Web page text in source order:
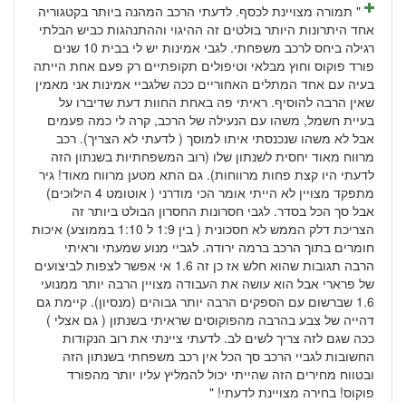
" תמורה מצויינת לכסף. לדעתי הרכב המהנה ביותר בקטגוריה
אחד היתרונות היותר בולטים זה ההיגוי וההתנהגות כביש הבלתי
רגילה ביחס לרכב משפחתי. לגבי אמינות יש לי בבית 10 שנים
פורד פוקוס וחוץ מבלאי וטיפולים תקופתיים רק פעם אחת הייתה
בעיה עם אחד המתלים האחוריים ככה שלגביי אמינות אני מאמין
שאין הרבה להוסיף. ראיתי פה באחת החוות דעת שדיברו על
בעיית חשמל, משהו עם הנעילה של הרכב, קרה לי כמה פעמים
אבל לא משהו שנכנסתי איתו למוסך ( לדעתי לא הצריך). רכב
מרווח מאוד יחסית לשנתון שלו (רוב המשפחתיות בשנתון הזה
לדעתי היו קצת פחות מרווחות). גם התא מטען מרווח מאוד! גיר
מתפקד מצויין לא הייתי אומר הכי מודרני ( אוטומט 4 הילוכים)
אבל סך הכל בסדר. לגבי חסרונות החסרון הבולט ביותר זה
הצריכת דלק הממש לא חסכונית ( בין 1:9 ל 1:10 בממוצע) איכות
חומרים בתוך הרכב ברמה ירודה. לגביי מנוע שמעתי וראיתי
הרבה תגובות שהוא חלש אז כן זה 1.6 אי אפשר לצפות לביצועים
של פרארי אבל הוא עושה את העבודה מצויין הרבה יותר ממנועי
1.6 שברשום עם הספקים הרבה יותר גבוהים (מנסיון). קיימת גם
דהייה של צבע בהרבה מהפוקוסים שראיתי בשנתון ( גם אצלי )
ככה שגם לזה צריך לשים לב. לדעתי ציינתי את רוב הנקודות
החשובות לגביי הרכב סך הכל אין רכב משפחתי בשנתון הזה
ובטווח מחירים הזה שהייתי יכול להמליץ עליו יותר מהפורד
פוקוס! בחירה מצויינת לדעתי! "